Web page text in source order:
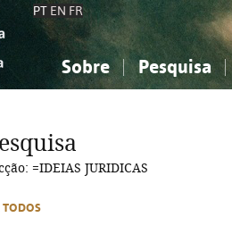
PT EN FR
Sobre Pesquisa
Ciências sociais...
Arte, desporto...
Ciências sociais...
Arte, desporto...
=IDEIAS JURIDICAS
TODOS